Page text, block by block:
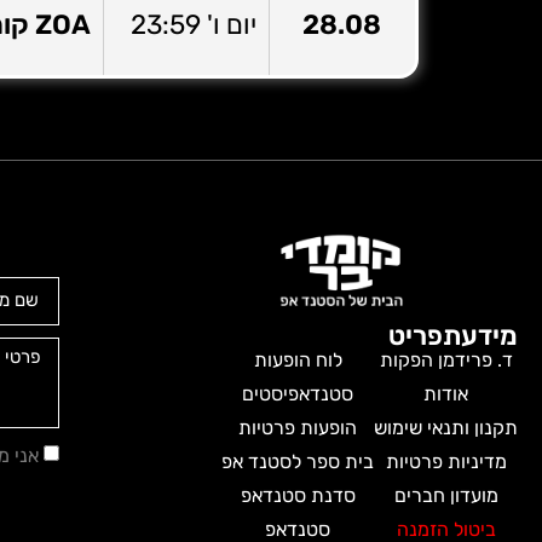
28.08 יום ו' 23:59 ZOA קומדי בר – בית ציוני אמריקה ת”א
מידעתפריט
ד. פרידמן הפקות
אודות
תקנון ותנאי שימוש
מדיניות פרטיות
מועדון חברים
ביטול הזמנה
לוח הופעות
סטנדאפיסטים
הופעות פרטיות
בית ספר לסטנד אפ
סדנת סטנדאפ
סטנדאפ
אני